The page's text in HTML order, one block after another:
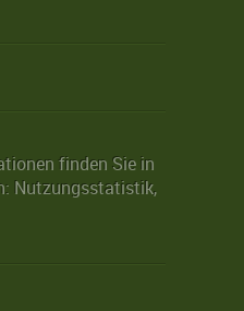
finden Sie in
Nutzungsstatistik,